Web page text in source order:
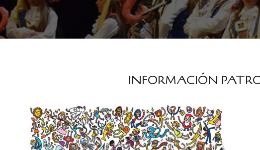
INFORMACIÓN